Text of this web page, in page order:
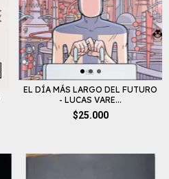
EL DÍA MÁS LARGO DEL FUTURO
- LUCAS VARE...
$25.000